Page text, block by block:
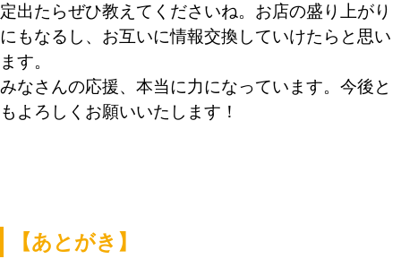
定出たらぜひ教えてくださいね。お店の盛り上がり
にもなるし、お互いに情報交換していけたらと思い
ます。
みなさんの応援、本当に力になっています。今後と
もよろしくお願いいたします！
【あとがき】